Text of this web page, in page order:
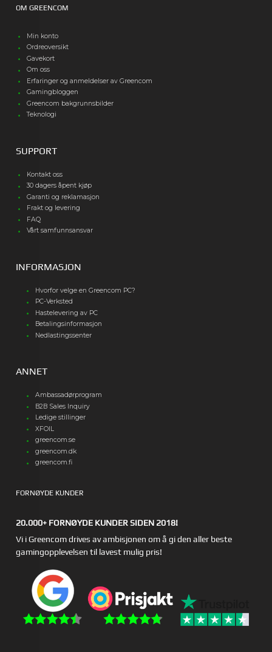
OM GREENCOM
Min konto
Ordreoversikt
Gavekort
Om oss
Erfaringer og anmeldelser av Greencom
Gamingbloggen
Greencom bakgrunnsbilder
Teknologi
SUPPORT
Kontakt oss
30 dagers åpent kjøp
Garanti og reklamasjon
Frakt og levering
FAQ
Vårt samfunnsansvar
INFORMASJON
Hvorfor velge en Greencom PC?
PC-Verksted
Hastelevering av PC
Betalingsinformasjon
Nedlastingssenter
ANNET
Ambassadørprogram
B2B Sales Inquiry
Ledige stillinger
XFOIL
greencom.se
greencom.dk
greencom.fi
FORNØYDE KUNDER
20.000+ FORNØYDE KUNDER SIDEN 2018!
Vi i Greencom drives av ambisjonen om å gi den aller beste
gamingopplevelsen til lavest mulig pris!